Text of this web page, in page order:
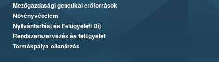
Mezőgazdasági genetikai erőforrások
Növényvédelem
Nyilvántartási és Felügyeleti Díj
Rendszerszervezés és felügyelet
Termékpálya-ellenőrzés